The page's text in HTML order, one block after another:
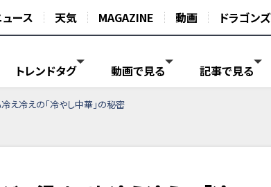
ース 天気 MAGAZINE 動画 ドラゴンズ
トレンドタグ 動画で見る 記事で見る
え冷えの「冷やし中華」の秘密